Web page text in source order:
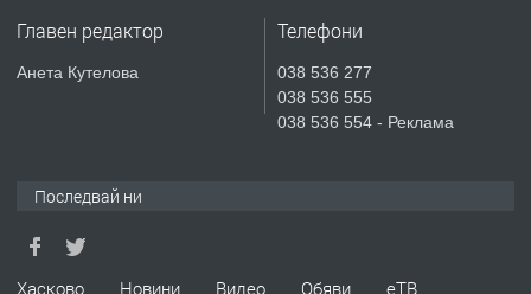
СГЛОБЯВАНЕ НА МЕБЕЛИ.
Главен редактор
Анета Кутелова
Телефони
038 536 277
038 536 555
038 536 554 - Реклама
Последвай ни
Хасково Новини Видео Обяви еТВ